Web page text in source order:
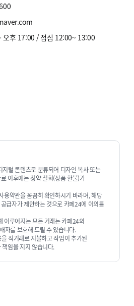
오후 17:00 / 점심 12:00~ 13:00
털 콘텐츠로 분류되어 디자인 복사 또는
이후에는 청약 철회(상품 환불)가
용약관을 꼼꼼히 확인하시기 바라며, 해당
급자가 제안하는 것으로 카페24에 이의를
이루어지는 모든 거래는 카페24의
자를 보호해 드릴 수 있습니다.
직거래로 지불하고 작업이 추가된
임을 지지 않습니다.